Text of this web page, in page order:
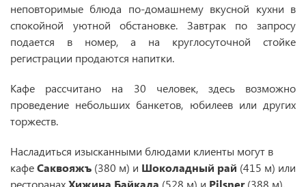
неповторимые блюда по-домашнему вкусной кухни в
спокойной уютной обстановке. Завтрак по запросу
подается в номер, а на круглосуточной стойке
регистрации продаются напитки.
Кафе рассчитано на 30 человек, здесь возможно
проведение небольших банкетов, юбилеев или других
торжеств.
Насладиться изысканными блюдами клиенты могут в
кафеСаквояжъ (380 м) и Шоколадный рай (415 м) или
ресторанахХижина Байкала (528 м) и Pilsner(388 м).